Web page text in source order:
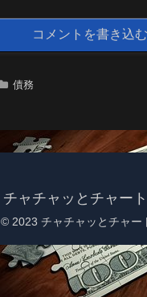
コメントを書き込む
債務
チャチャッとチャー
© 2023 チャチャッとチャー